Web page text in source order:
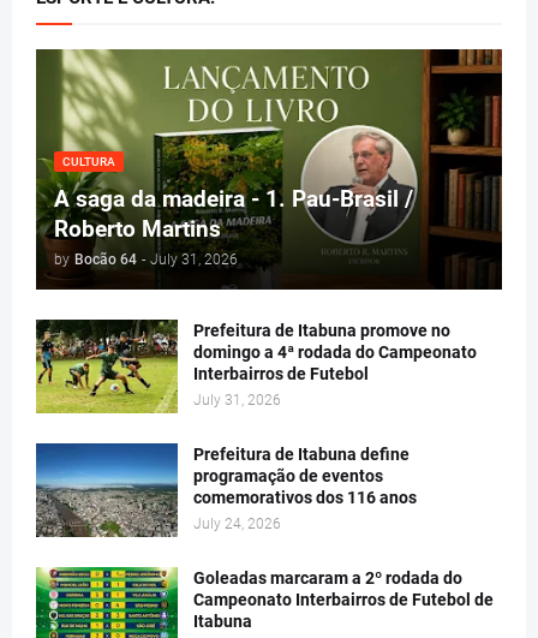
CULTURA
A saga da madeira - 1. Pau-Brasil /
Roberto Martins
by Bocão 64 - July 31, 2026
Prefeitura de Itabuna promove no
domingo a 4ª rodada do Campeonato
Interbairros de Futebol
July 31, 2026
Prefeitura de Itabuna define
programação de eventos
comemorativos dos 116 anos
July 24, 2026
Goleadas marcaram a 2º rodada do
Campeonato Interbairros de Futebol de
Itabuna